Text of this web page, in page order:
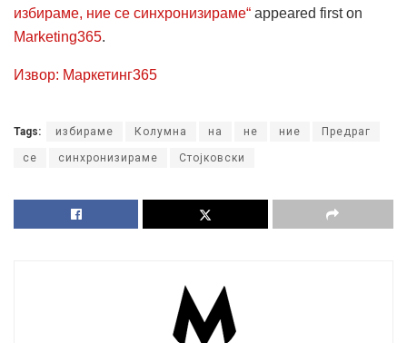
избираме, ние се синхронизираме“ appeared first on
Marketing365.
Извор: Маркетинг365
Tags: избираме Колумна на не ние Предраг
се синхронизираме Стојковски